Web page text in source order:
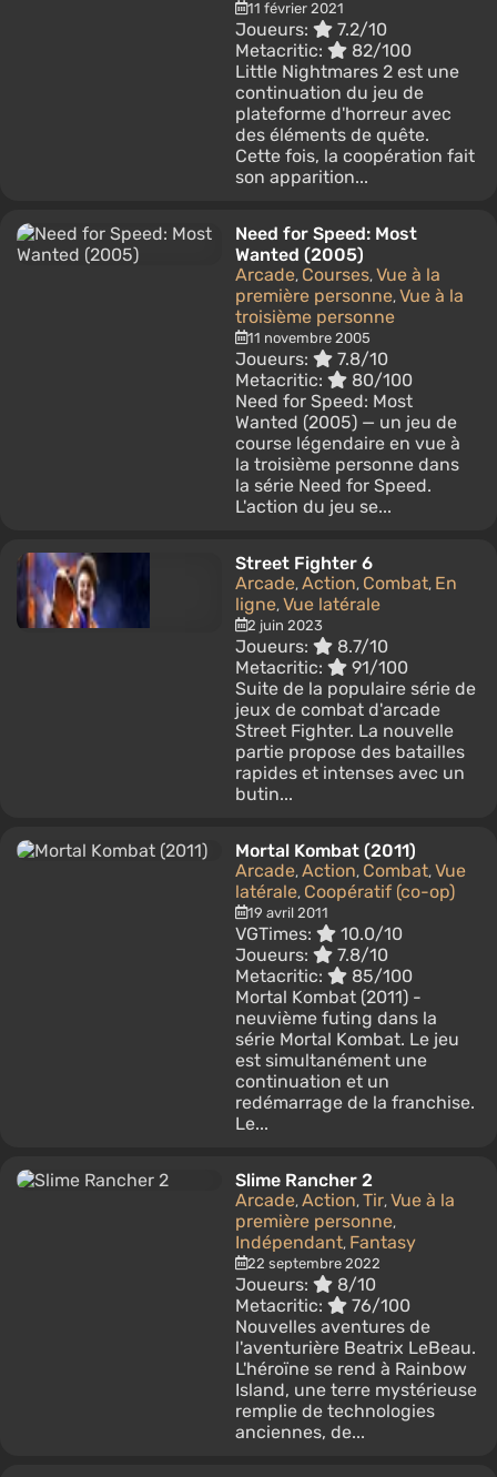
11 février 2021
Joueurs:
7.2/10
Metacritic:
82/100
Little Nightmares 2 est une
continuation du jeu de
plateforme d'horreur avec
des éléments de quête.
Cette fois, la coopération fait
son apparition...
Need for Speed: Most
Wanted (2005)
Arcade, Courses, Vue à la
première personne, Vue à la
troisième personne
11 novembre 2005
Joueurs:
7.8/10
Metacritic:
80/100
Need for Speed: Most
Wanted (2005) — un jeu de
course légendaire en vue à
la troisième personne dans
la série Need for Speed.
L'action du jeu se...
Street Fighter 6
Arcade, Action, Combat, En
ligne, Vue latérale
2 juin 2023
Joueurs:
8.7/10
Metacritic:
91/100
Suite de la populaire série de
jeux de combat d'arcade
Street Fighter. La nouvelle
partie propose des batailles
rapides et intenses avec un
butin...
Mortal Kombat (2011)
Arcade, Action, Combat, Vue
latérale, Coopératif (co-op)
19 avril 2011
VGTimes:
10.0/10
Joueurs:
7.8/10
Metacritic:
85/100
Mortal Kombat (2011) -
neuvième futing dans la
série Mortal Kombat. Le jeu
est simultanément une
continuation et un
redémarrage de la franchise.
Le...
Slime Rancher 2
Arcade, Action, Tir, Vue à la
première personne,
Indépendant, Fantasy
22 septembre 2022
Joueurs:
8/10
Metacritic:
76/100
Nouvelles aventures de
l'aventurière Beatrix LeBeau.
L'héroïne se rend à Rainbow
Island, une terre mystérieuse
remplie de technologies
anciennes, de...